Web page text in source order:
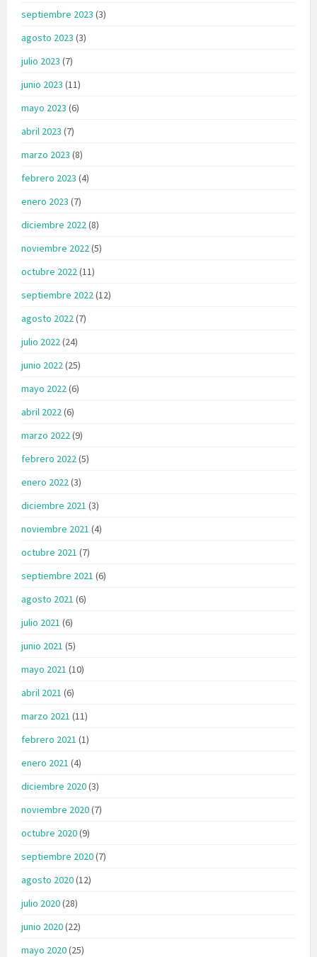
septiembre 2023 (3)
agosto 2023 (3)
julio 2023 (7)
junio 2023 (11)
mayo 2023 (6)
abril 2023 (7)
marzo 2023 (8)
febrero 2023 (4)
enero 2023 (7)
diciembre 2022(8)
noviembre 2022(5)
octubre 2022(11)
septiembre 2022(12)
agosto 2022(7)
julio 2022(24)
junio 2022(25)
mayo 2022(6)
abril 2022(6)
marzo 2022(9)
febrero 2022(5)
enero 2022(3)
diciembre 2021 (3)
noviembre 2021 (4)
octubre 2021 (7)
septiembre 2021 (6)
agosto 2021 (6)
julio 2021 (6)
junio 2021 (5)
mayo 2021 (10)
abril 2021 (6)
marzo 2021 (11)
febrero 2021 (1)
enero 2021 (4)
diciembre 2020(3)
noviembre 2020(7)
octubre 2020(9)
septiembre 2020(7)
agosto 2020(12)
julio 2020(28)
junio 2020(22)
mayo 2020(25)